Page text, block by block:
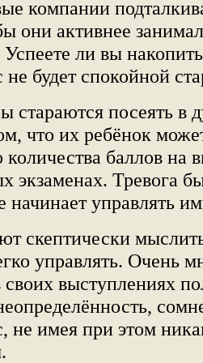
компании
они активнее
ли вы
не будет спокойной
стараются посеять в
что их ребёнок
количества баллов на
экзаменах. Тревога
начинает управлять
скептически
управлять. Очень
выступлениях
не имея при этом